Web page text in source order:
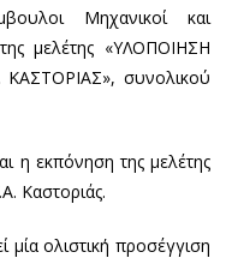
Μηχανικοί και
μελέτης «ΥΛΟΠΟΙΗΣΗ
συνολικού
η εκπόνηση της μελέτης
Καστοριάς.
ολιστική προσέγγιση